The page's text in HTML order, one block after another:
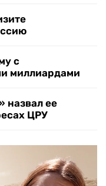
с
миллиардами
назвал ее
ЦРУ